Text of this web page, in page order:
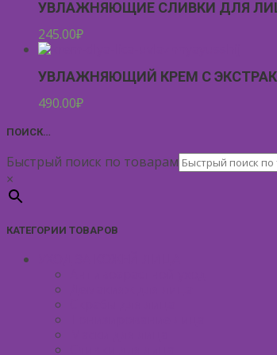
УВЛАЖНЯЮЩИЕ СЛИВКИ ДЛЯ ЛИЦА
245.00₽
УВЛАЖНЯЮЩИЙ КРЕМ С
490.00₽
ПОИСК…
Быстрый поиск по товарам
×
КАТЕГОРИИ ТОВАРОВ